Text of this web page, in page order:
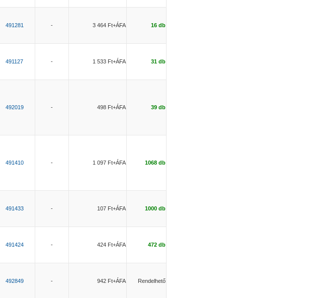
491281
- 3 464 Ft+ÁFA 16 db
491127
- 1 533 Ft+ÁFA 31 db
492019
- 498 Ft+ÁFA 39 db
491410
- 1 097 Ft+ÁFA 1068 db
491433
- 107 Ft+ÁFA 1000 db
491424
- 424 Ft+ÁFA 472 db
492849
- 942 Ft+ÁFA Rendelhető